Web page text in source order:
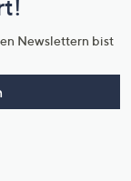
Newslettern bist